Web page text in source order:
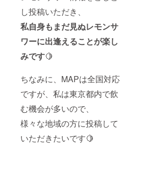
し投稿いただき、
私自身もまだ見ぬレモンサ
ワーに出逢えることが楽し
みです🍋
ちなみに、MAPは全国対応
ですが、私は東京都内で飲
む機会が多いので、
様々な地域の方に投稿して
いただきたいです🍋